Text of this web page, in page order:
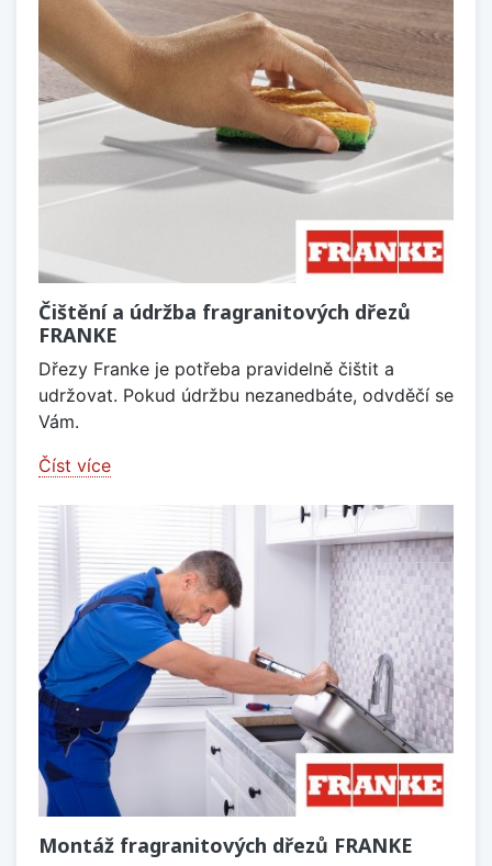
Čištění a údržba fragranitových dřezů
FRANKE
Dřezy Franke je potřeba pravidelně čištit a
udržovat. Pokud údržbu nezanedbáte, odvděčí se
Vám.
Číst více
Montáž fragranitových dřezů FRANKE